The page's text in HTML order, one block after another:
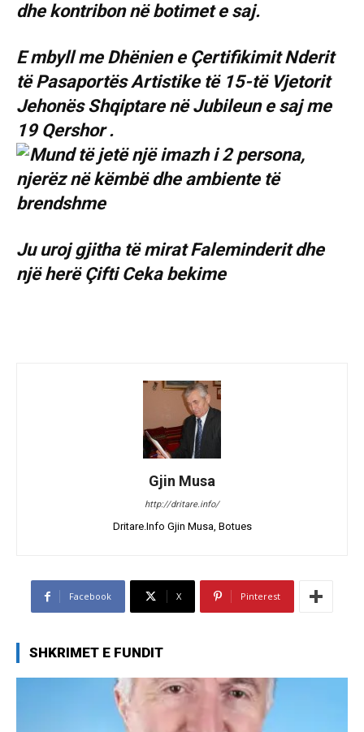
dhe kontribon në botimet e saj.
E mbyll me Dhënien e Çertifikimit Nderit
të Pasaportës Artistike të 15-të Vjetorit
Jehonës Shqiptare në Jubileun e saj me
19 Qershor .
Ju uroj gjitha të mirat Faleminderit dhe
një herë Çifti Ceka bekime
Gjin Musa
http://dritare.info/
Dritare.Info Gjin Musa, Botues
Facebook X Pinterest
SHKRIMET E FUNDIT